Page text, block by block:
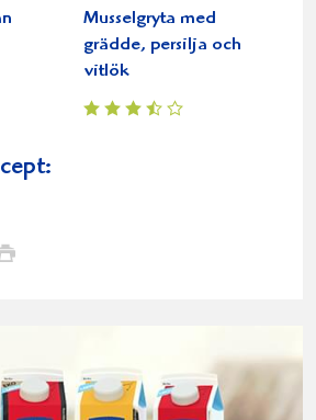
Musselgryta med
grädde, persilja och
vitlök
Skriv